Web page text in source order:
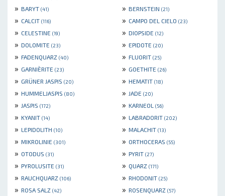
» BARYT (41) » BERNSTEIN (21)
» CALCIT (116) » CAMPO DEL CIELO (23)
» CELESTINE (19) » DIOPSIDE (12)
» DOLOMITE (23) » EPIDOTE (20)
» FADENQUARZ (40) » FLUORIT (25)
» GARNIÈRITE (23) » GOETHITE (26)
» GRÜNER JASPIS (20) » HEMATIT (18)
» HUMMELJASPIS (80) » JADE (20)
» JASPIS (172) » KARNEOL (56)
» KYANIT (14) » LABRADORIT (202)
» LEPIDOLITH (10) » MALACHIT (13)
» MIKROLINIE (301) » ORTHOCERAS (55)
» OTODUS (31) » PYRIT (27)
» PYROLUSITE (31) » QUARZ (171)
» RAUCHQUARZ (106) » RHODONIT (25)
» ROSA SALZ (42) » ROSENQUARZ (57)